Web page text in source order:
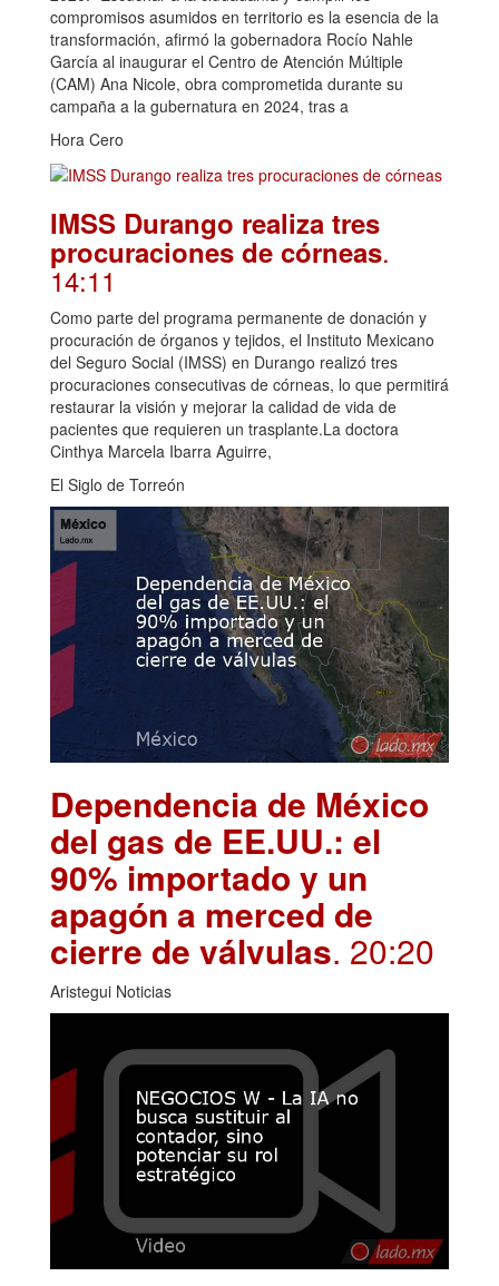
compromisos asumidos en territorio es la esencia de la
transformación, afirmó la gobernadora Rocío Nahle
García al inaugurar el Centro de Atención Múltiple
(CAM) Ana Nicole, obra comprometida durante su
campaña a la gubernatura en 2024, tras a
Hora Cero
IMSS Durango realiza tres
procuraciones de córneas.
14:11
Como parte del programa permanente de donación y
procuración de órganos y tejidos, el Instituto Mexicano
del Seguro Social (IMSS) en Durango realizó tres
procuraciones consecutivas de córneas, lo que permitirá
restaurar la visión y mejorar la calidad de vida de
pacientes que requieren un trasplante.La doctora
Cinthya Marcela Ibarra Aguirre,
El Siglo de Torreón
Dependencia de México
del gas de EE.UU.: el
90% importado y un
apagón a merced de
cierre de válvulas. 20:20
Aristegui Noticias